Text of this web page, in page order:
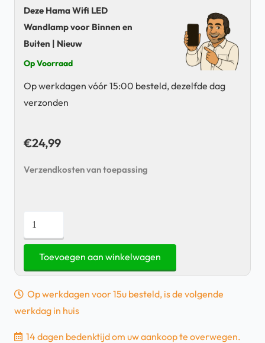
Deze Hama Wifi LED
Wandlamp voor Binnen en
Buiten | Nieuw
Op Voorraad
Op werkdagen vóór 15:00 besteld, dezelfde dag
verzonden
€24,99
Verzendkosten van toepassing
Hama
Wifi
LED
Wandlamp
Binnen
en
Buiten
Toevoegen aan winkelwagen
Op werkdagen voor 15u besteld, is de volgende
werkdag in huis
14 dagen bedenktijd om uw aankoop te overwegen.